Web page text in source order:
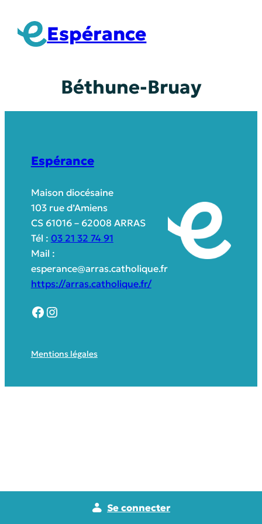
contenu Espérance
Se connecter
Béthune-Bruay
Espérance
Maison diocésaine
103 rue d’Amiens
CS 61016 – 62008 ARRAS
Tél : 03 21 32 74 91
Mail :
esperance@arras.catholique.fr
https://arras.catholique.fr/
Mentions légales